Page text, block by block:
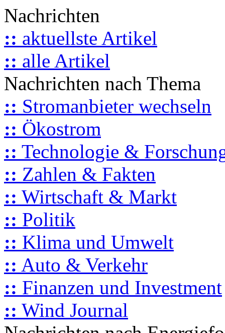
Nachrichten
:: aktuellste Artikel
:: alle Artikel
Nachrichten nach Thema
:: Stromanbieter wechseln
:: Ökostrom
:: Technologie &
:: Zahlen & Fakten
:: Wirtschaft & Markt
:: Politik
:: Klima und Umwelt
:: Auto & Verkehr
:: Finanzen und Investment
:: Wind Journal